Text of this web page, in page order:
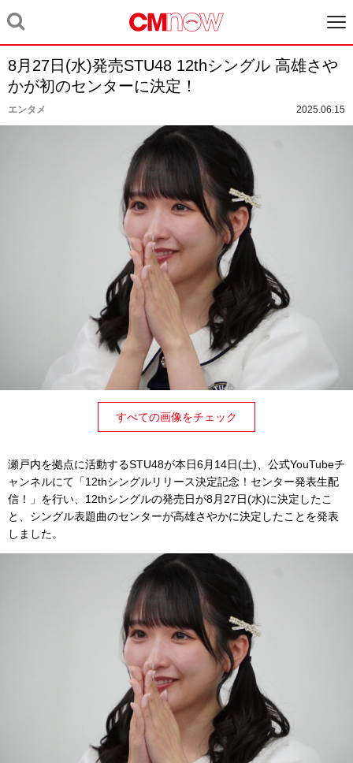
8月27日(水)発売STU48 12thシングル 高雄さや
かが初のセンターに決定！
エンタメ 2025.06.15
すべての画像をチェック
瀬戸内を拠点に活動するSTU48が本日6月14日(土)、公式YouTubeチ
ャンネルにて「12thシングルリリース決定記念！センター発表生配
信！」を行い、12thシングルの発売日が8月27日(水)に決定したこ
と、シングル表題曲のセンターが高雄さやかに決定したことを発表
しました。